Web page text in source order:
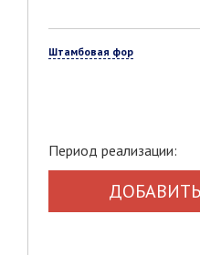
Штамбовая форма
Период реализации: